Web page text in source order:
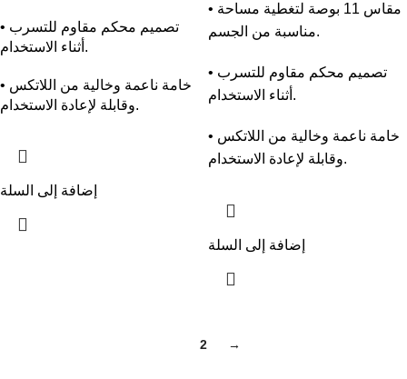
• تصميم محكم مقاوم للتسرب
أثناء الاستخدام.
• خامة ناعمة وخالية من اللاتكس
وقابلة لإعادة الاستخدام.
إضافة إلى السلة
• مقاس 11 بوصة لتغطية مساحة
مناسبة من الجسم.
• تصميم محكم مقاوم للتسرب
أثناء الاستخدام.
• خامة ناعمة وخالية من اللاتكس
وقابلة لإعادة الاستخدام.
إضافة إلى السلة
2 →